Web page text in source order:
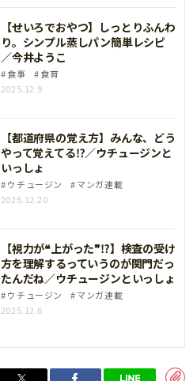
【せいろでおやつ】しっとりふんわ
り。シンプル蒸しパン簡単レシピ
／今井ようこ
食事
食育
2025.12.9
【都道府県の覚え方】みんな、どう
やって覚えてる⁉／ウチュージンと
いっしょ
ウチュージン
マンガ連載
2025.12.20
【視力が❝上がった❞⁉】検査の受け
方を理解するっていうのが関門だっ
たんだね／ウチュージンといっしょ
ウチュージン
マンガ連載
2025.12.6